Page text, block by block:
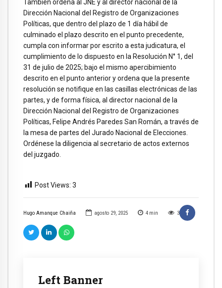
Hugo Amanque Chaiña agosto 29, 2025 4 min 3
Left Banner
También ordena al JNE y al director nacional de la
Dirección Nacional del Registro de Organizaciones
Políticas, que dentro del plazo de 1 día hábil de
culminado el plazo descrito en el punto precedente,
cumpla con informar por escrito a esta judicatura, el
cumplimiento de lo dispuesto en la Resolución N° 1, del
31 de julio de 2025; bajo el mismo apercibimiento
descrito en el punto anterior y ordena que la presente
resolución se notifique en las casillas electrónicas de las
partes, y de forma física, al director nacional de la
Dirección Nacional del Registro de Organizaciones
Políticas, Felipe Andrés Paredes San Román, a través de
la mesa de partes del Jurado Nacional de Elecciones.
Ordénese la diligencia al secretario de actos externos
del juzgado.
Post Views: 3